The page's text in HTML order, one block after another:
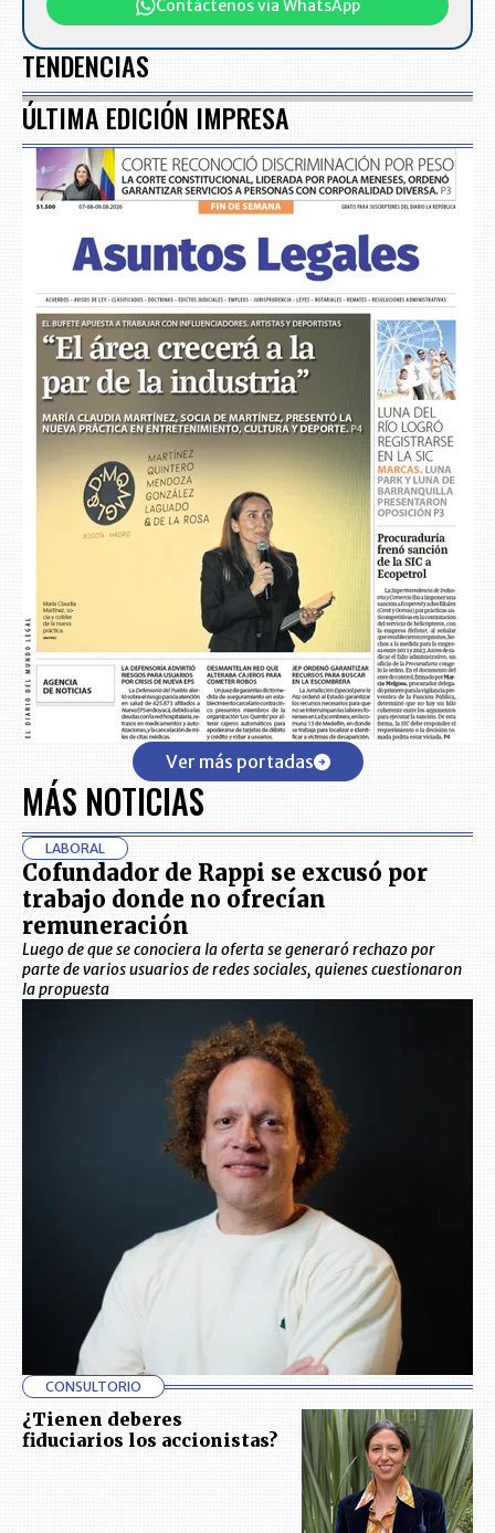
Contáctenos vía WhatsApp
TENDENCIAS
ÚLTIMA EDICIÓN IMPRESA
Ver más portadas
MÁS NOTICIAS
LABORAL
Cofundador de Rappi se excusó por
trabajo donde no ofrecían
remuneración
Luego de que se conociera la oferta se generaró rechazo por
parte de varios usuarios de redes sociales, quienes cuestionaron
la propuesta
CONSULTORIO
¿Tienen deberes
fiduciarios los accionistas?